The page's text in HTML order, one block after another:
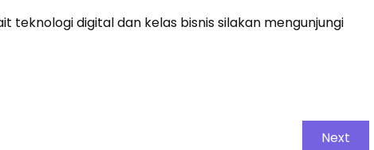
teknologi digital dan kelas bisnis silakan mengunjungi
Next